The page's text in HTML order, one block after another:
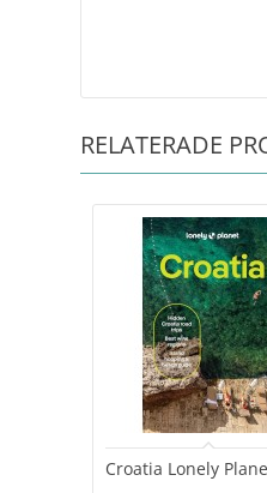
RELATERADE
Croatia Lonely